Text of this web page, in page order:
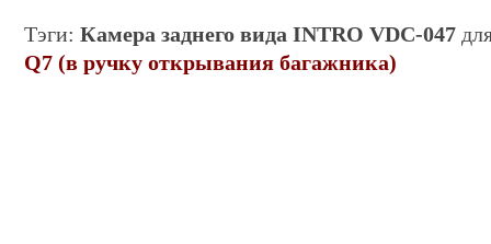
Тэги: Камера заднего вида INTRO VDC-047
Q7 (в ручку открывания багажника)